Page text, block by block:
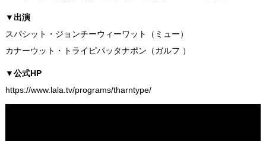
▼出演
スパシット・ジョンチーウィーワット（ミュー）
カナーウット・トライピパッタナポン（ガルフ ）
▼公式HP
https://www.lala.tv/programs/tharntype/